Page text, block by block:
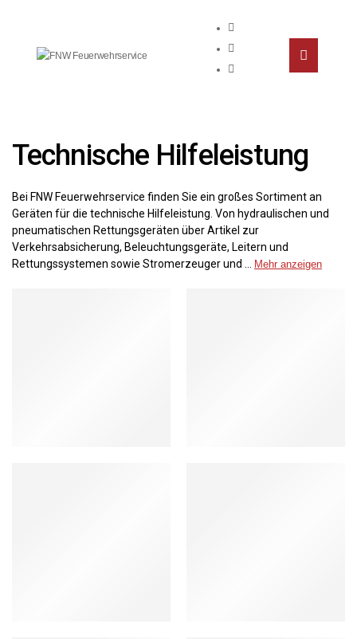
Technische Hilfeleistung
Bei FNW Feuerwehrservice finden Sie ein großes Sortiment an
Geräten für die technische Hilfeleistung. Von hydraulischen und
pneumatischen Rettungsgeräten über Artikel zur
Verkehrsabsicherung, Beleuchtungsgeräte, Leitern und
Rettungssystemen sowie Stromerzeuger und
Mehr anzeigen